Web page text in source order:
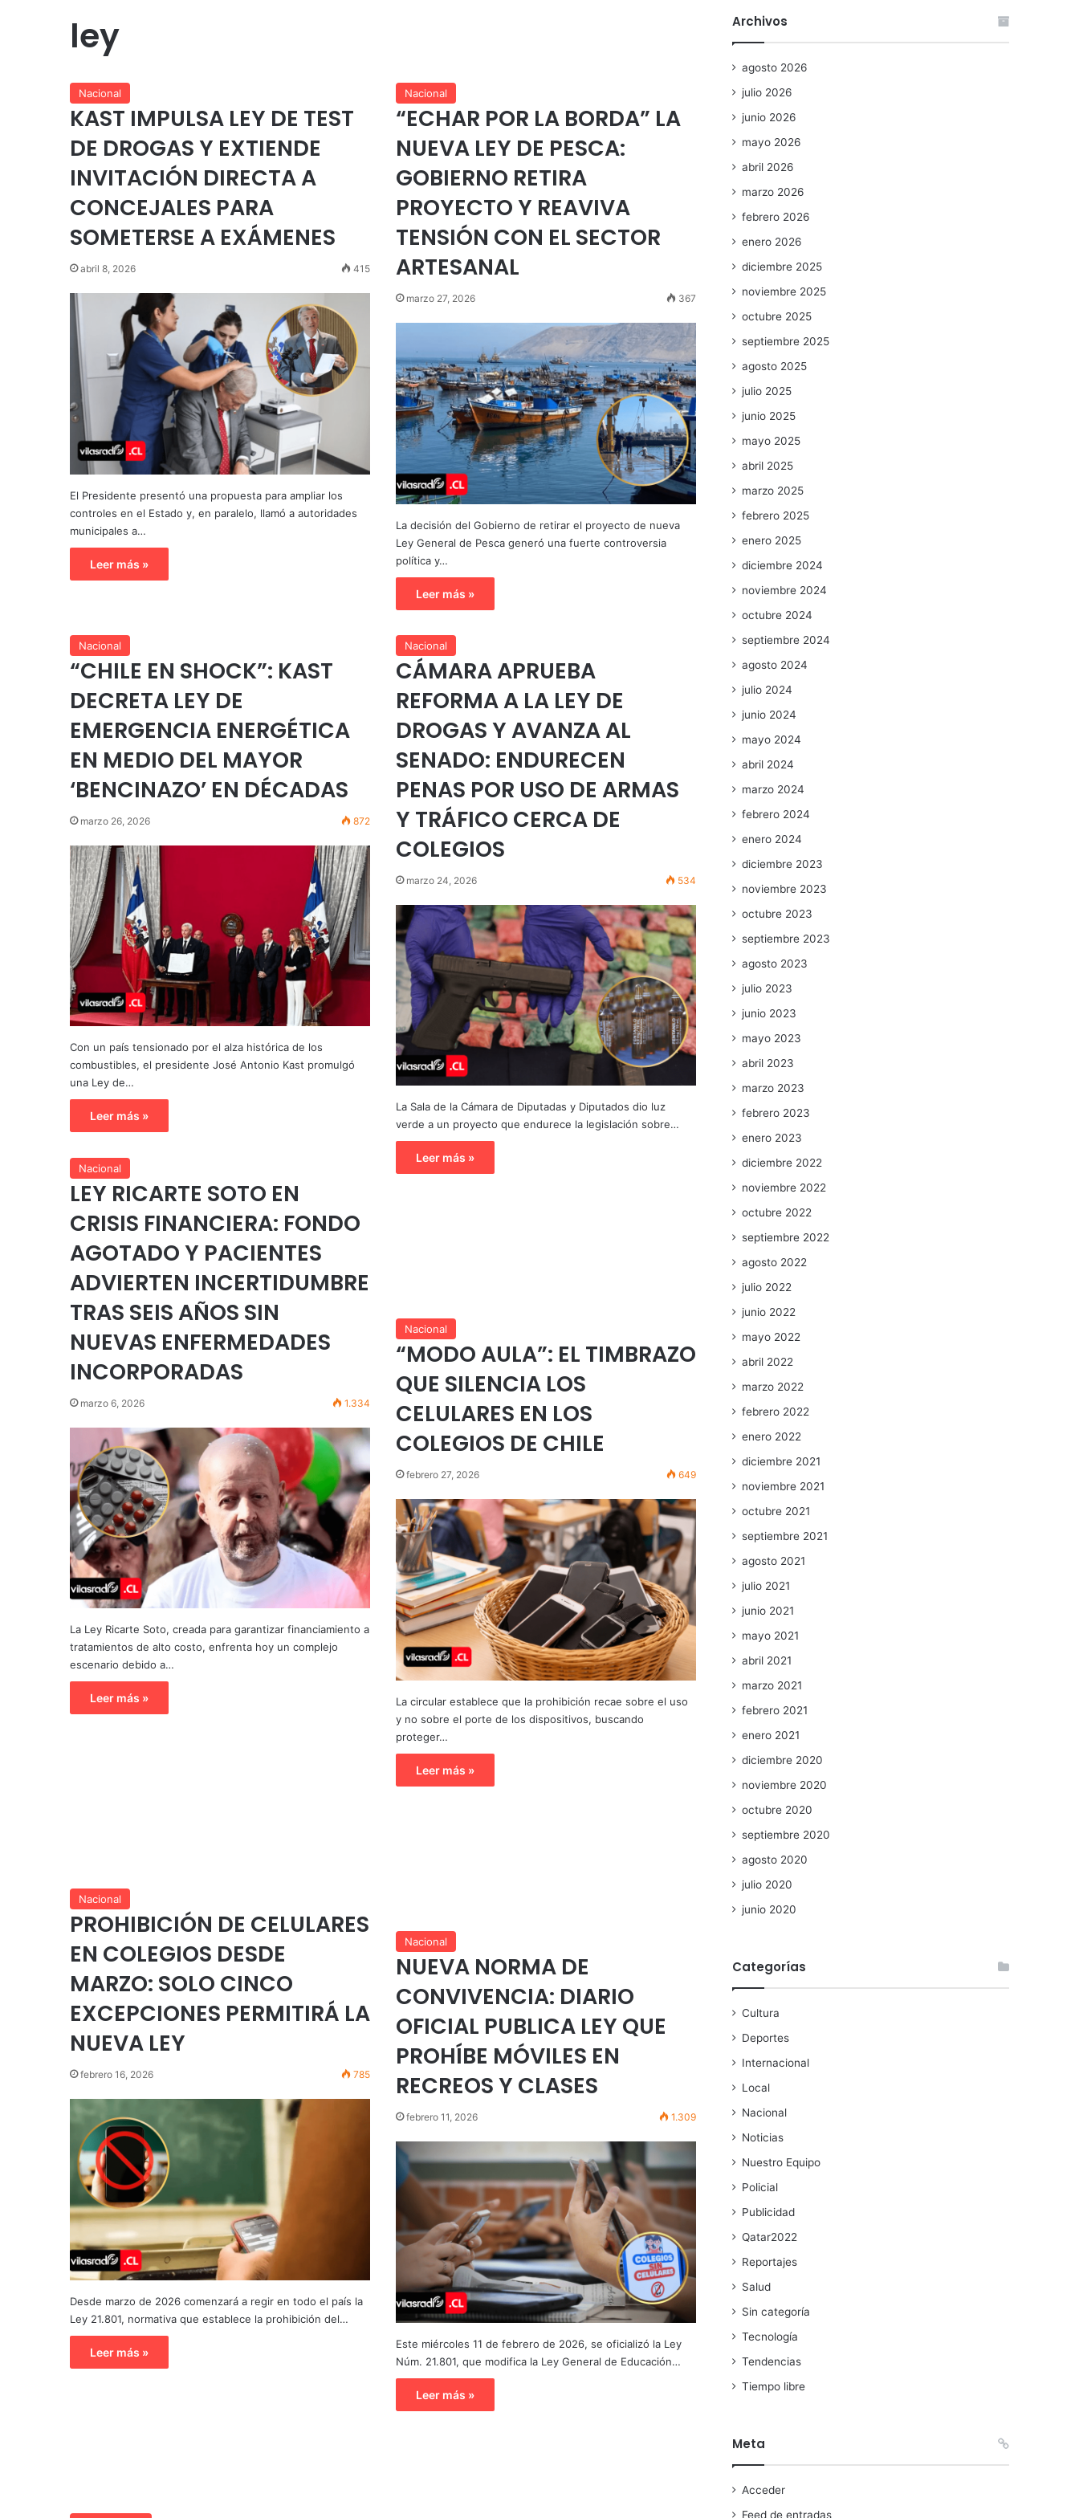
ley
Nacional
KAST IMPULSA LEY DE TEST
DE DROGAS Y EXTIENDE
INVITACIÓN DIRECTA A
CONCEJALES PARA
SOMETERSE A EXÁMENES
abril 8, 2026 415
El Presidente presentó una propuesta para ampliar los
controles en el Estado y, en paralelo, llamó a autoridades
municipales a…
Leer más »
Nacional
“ECHAR POR LA BORDA” LA
NUEVA LEY DE PESCA:
GOBIERNO RETIRA
PROYECTO Y REAVIVA
TENSIÓN CON EL SECTOR
ARTESANAL
marzo 27, 2026 367
La decisión del Gobierno de retirar el proyecto de nueva
Ley General de Pesca generó una fuerte controversia
política y…
Leer más »
Nacional
“CHILE EN SHOCK”: KAST
DECRETA LEY DE
EMERGENCIA ENERGÉTICA
EN MEDIO DEL MAYOR
‘BENCINAZO’ EN DÉCADAS
marzo 26, 2026 872
Con un país tensionado por el alza histórica de los
combustibles, el presidente José Antonio Kast promulgó
una Ley de…
Leer más »
Nacional
CÁMARA APRUEBA
REFORMA A LA LEY DE
DROGAS Y AVANZA AL
SENADO: ENDURECEN
PENAS POR USO DE ARMAS
Y TRÁFICO CERCA DE
COLEGIOS
marzo 24, 2026 534
La Sala de la Cámara de Diputadas y Diputados dio luz
verde a un proyecto que endurece la legislación sobre…
Leer más »
Nacional
LEY RICARTE SOTO EN
CRISIS FINANCIERA: FONDO
AGOTADO Y PACIENTES
ADVIERTEN INCERTIDUMBRE
TRAS SEIS AÑOS SIN
NUEVAS ENFERMEDADES
INCORPORADAS
marzo 6, 2026 1.334
La Ley Ricarte Soto, creada para garantizar financiamiento a
tratamientos de alto costo, enfrenta hoy un complejo
escenario debido a…
Leer más »
Nacional
“MODO AULA”: EL TIMBRAZO
QUE SILENCIA LOS
CELULARES EN LOS
COLEGIOS DE CHILE
febrero 27, 2026 649
La circular establece que la prohibición recae sobre el uso
y no sobre el porte de los dispositivos, buscando
proteger…
Leer más »
Nacional
PROHIBICIÓN DE CELULARES
EN COLEGIOS DESDE
MARZO: SOLO CINCO
EXCEPCIONES PERMITIRÁ LA
NUEVA LEY
febrero 16, 2026 785
Desde marzo de 2026 comenzará a regir en todo el país la
Ley 21.801, normativa que establece la prohibición del…
Leer más »
Nacional
NUEVA NORMA DE
CONVIVENCIA: DIARIO
OFICIAL PUBLICA LEY QUE
PROHÍBE MÓVILES EN
RECREOS Y CLASES
febrero 11, 2026 1.309
Este miércoles 11 de febrero de 2026, se oficializó la Ley
Núm. 21.801, que modifica la Ley General de Educación…
Leer más »
Archivos
agosto 2026
julio 2026
junio 2026
mayo 2026
abril 2026
marzo 2026
febrero 2026
enero 2026
diciembre 2025
noviembre 2025
octubre 2025
septiembre 2025
agosto 2025
julio 2025
junio 2025
mayo 2025
abril 2025
marzo 2025
febrero 2025
enero 2025
diciembre 2024
noviembre 2024
octubre 2024
septiembre 2024
agosto 2024
julio 2024
junio 2024
mayo 2024
abril 2024
marzo 2024
febrero 2024
enero 2024
diciembre 2023
noviembre 2023
octubre 2023
septiembre 2023
agosto 2023
julio 2023
junio 2023
mayo 2023
abril 2023
marzo 2023
febrero 2023
enero 2023
diciembre 2022
noviembre 2022
octubre 2022
septiembre 2022
agosto 2022
julio 2022
junio 2022
mayo 2022
abril 2022
marzo 2022
febrero 2022
enero 2022
diciembre 2021
noviembre 2021
octubre 2021
septiembre 2021
agosto 2021
julio 2021
junio 2021
mayo 2021
abril 2021
marzo 2021
febrero 2021
enero 2021
diciembre 2020
noviembre 2020
octubre 2020
septiembre 2020
agosto 2020
julio 2020
junio 2020
Categorías
Cultura
Deportes
Internacional
Local
Nacional
Noticias
Nuestro Equipo
Policial
Publicidad
Qatar2022
Reportajes
Salud
Sin categoría
Tecnología
Tendencias
Tiempo libre
Meta
Acceder
Feed de entradas